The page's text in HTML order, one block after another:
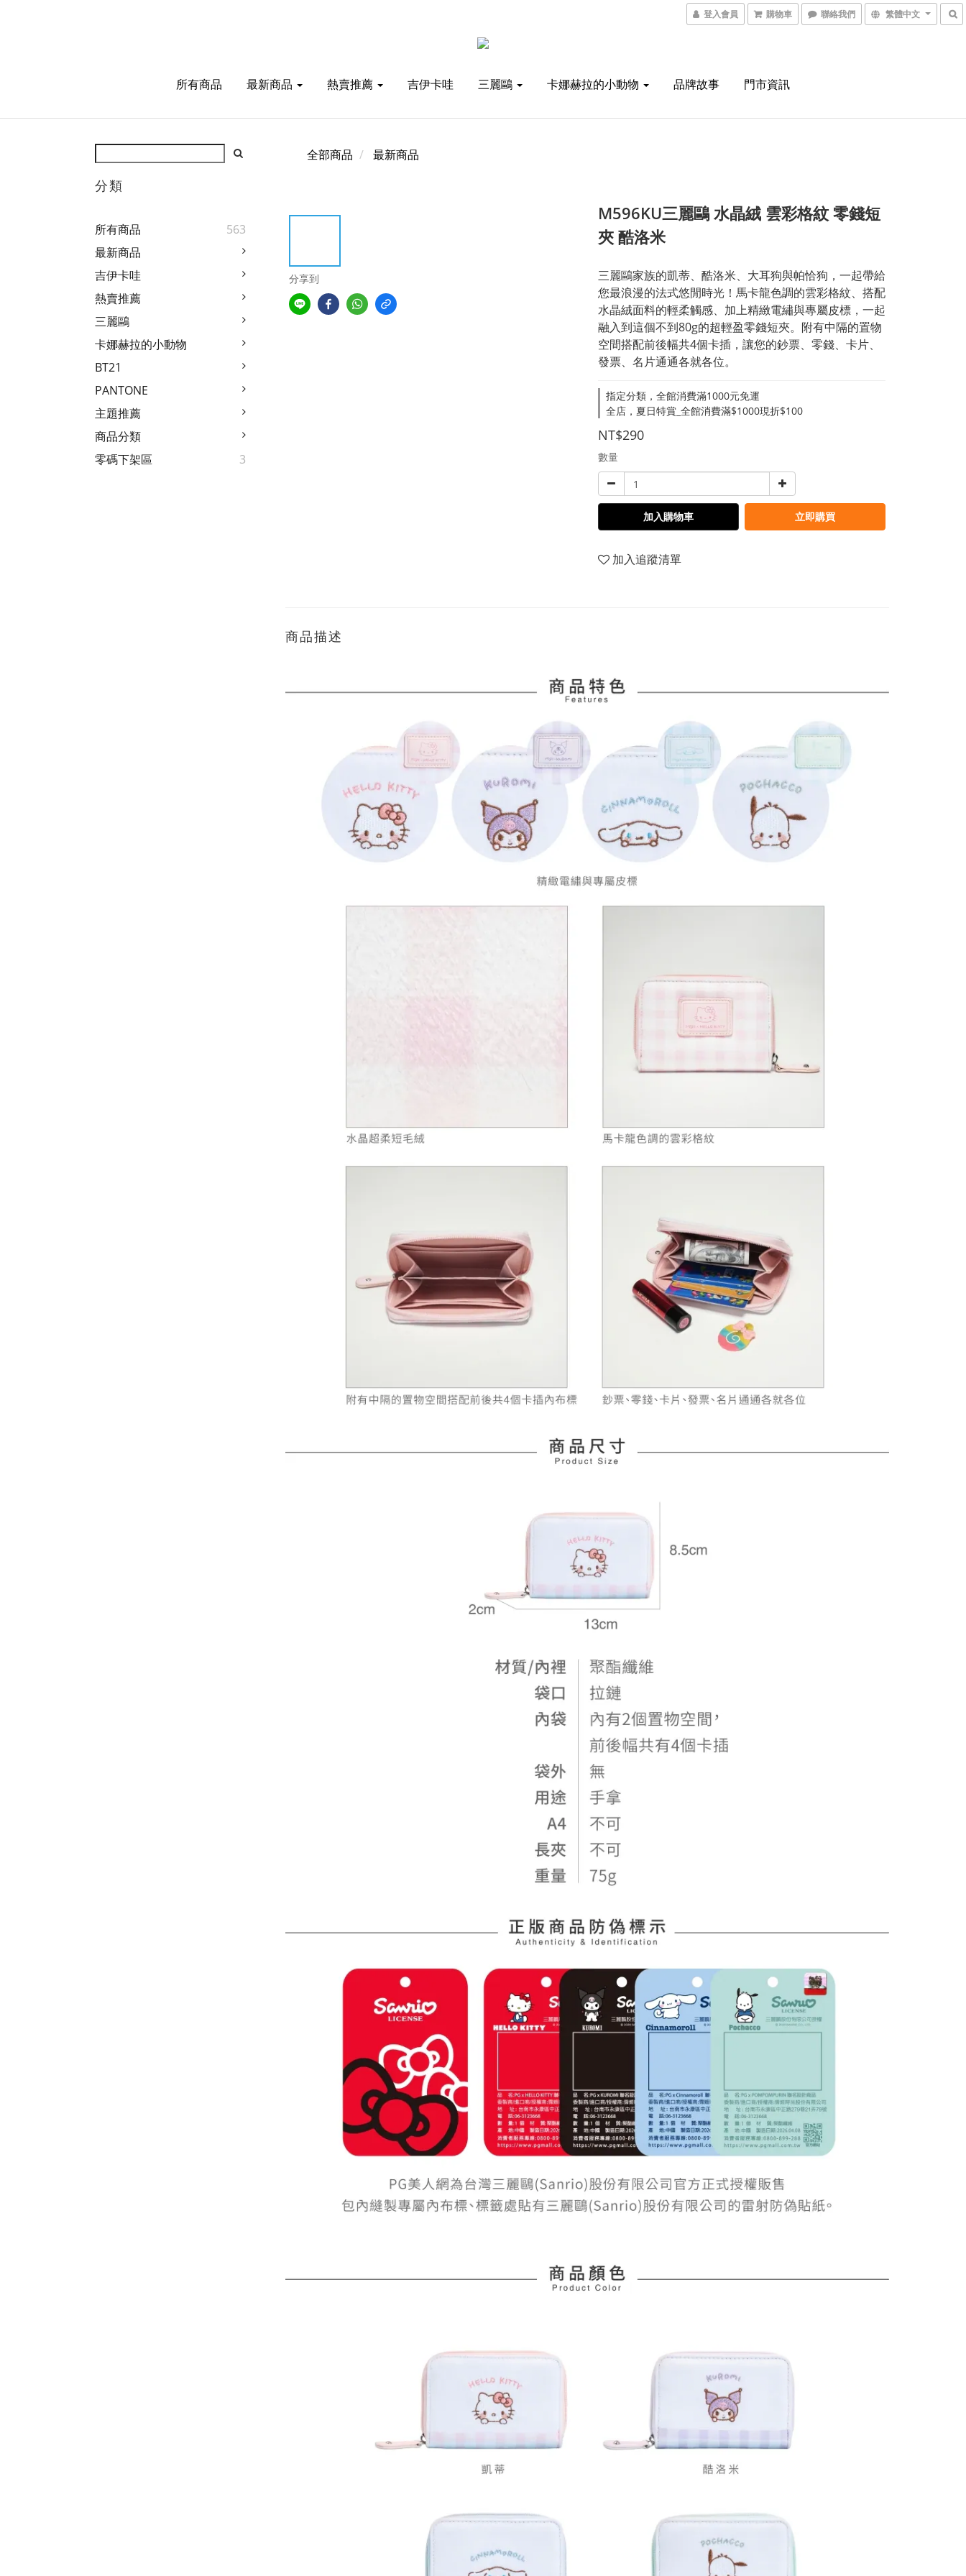
登入會員 購物車 聯絡我們 繁體中文
所有商品 最新商品 熱賣推薦 吉伊卡哇 三麗鷗 卡娜赫拉的小動物 品牌故事 門市資訊
分類
所有商品
563
最新商品
吉伊卡哇
熱賣推薦
三麗鷗
卡娜赫拉的小動物
BT21
PANTONE
主題推薦
商品分類
零碼下架區
3
全部商品 最新商品
分享到
M596KU三麗鷗 水晶絨 雲彩格紋 零錢短
夾 酷洛米
三麗鷗家族的凱蒂、酷洛米、大耳狗與帕恰狗，一起帶給
您最浪漫的法式悠閒時光！馬卡龍色調的雲彩格紋、搭配
水晶絨面料的輕柔觸感、加上精緻電繡與專屬皮標，一起
融入到這個不到80g的超輕盈零錢短夾。附有中隔的置物
空間搭配前後幅共4個卡插，讓您的鈔票、零錢、卡片、
發票、名片通通各就各位。
指定分類，全館消費滿1000元免運
全店，夏日特賞_全館消費滿$1000現折$100
NT$290
數量
加入購物車 立即購買
加入追蹤清單
商品描述